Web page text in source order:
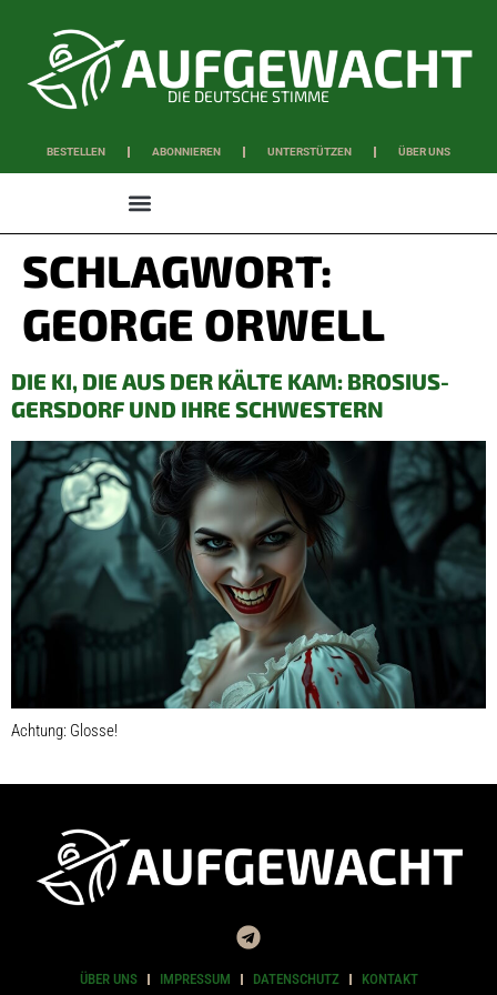
DIE DEUTSCHE STIMME
BESTELLEN ABONNIEREN UNTERSTÜTZEN ÜBER UNS
SCHLAGWORT:
GEORGE ORWELL
DIE KI, DIE AUS DER KÄLTE KAM: BROSIUS-
GERSDORF UND IHRE SCHWESTERN
Achtung: Glosse!
ÜBER UNS IMPRESSUM DATENSCHUTZ KONTAKT